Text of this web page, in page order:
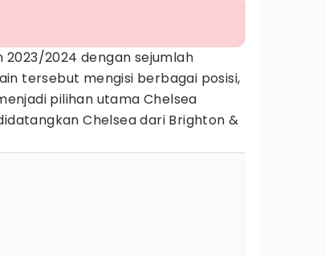
2023/2024 dengan sejumlah
tersebut mengisi berbagai posisi,
pilihan utama Chelsea
Chelsea dari Brighton &